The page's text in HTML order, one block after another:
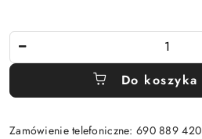
Do koszyka
Zamówienie telefoniczne: 690 889 420